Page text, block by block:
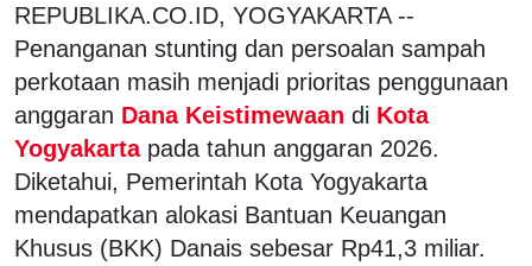
REPUBLIKA.CO.ID, YOGYAKARTA --
Penanganan stunting dan persoalan sampah
perkotaan masih menjadi prioritas penggunaan
anggaran Dana Keistimewaan di Kota
Yogyakarta pada tahun anggaran 2026.
Diketahui, Pemerintah Kota Yogyakarta
mendapatkan alokasi Bantuan Keuangan
Khusus (BKK) Danais sebesar Rp41,3 miliar.